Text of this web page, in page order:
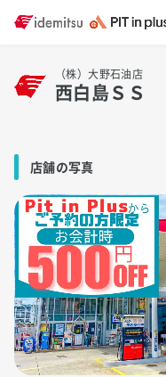
（株）大野石油店
西白島ＳＳ
店舗の写真